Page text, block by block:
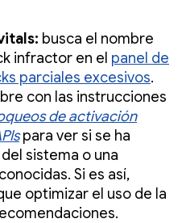
busca el nombre
infractor en el panel de
parciales excesivos.
con las instrucciones
de activación
para ver si se ha
sistema o una
Si es así,
optimizar el uso de la